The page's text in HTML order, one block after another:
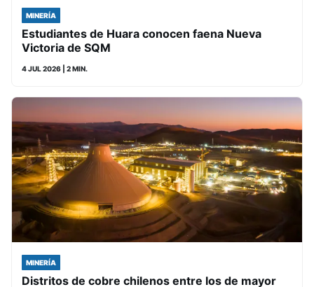
MINERÍA
Estudiantes de Huara conocen faena Nueva
Victoria de SQM
4 JUL 2026 | 2 MIN.
MINERÍA
Distritos de cobre chilenos entre los de mayor